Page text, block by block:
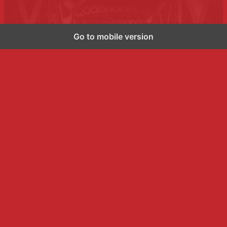
Go to mobile version